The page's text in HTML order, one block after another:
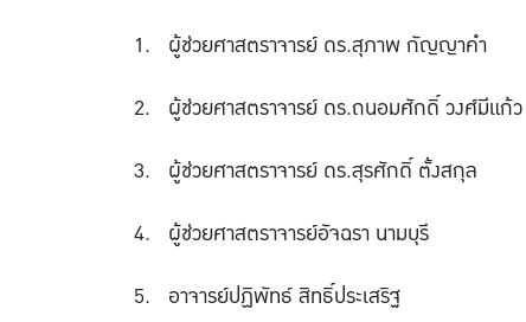
ผู้ช่วยศาสตราจารย์ ดร.สุภาพ กัญญาคำ
ผู้ช่วยศาสตราจารย์ ดร.ถนอมศักดิ์ วงศ์มีแก้ว
ผู้ช่วยศาสตราจารย์ ดร.สุรศักดิ์ ตั้งสกุล
ผู้ช่วยศาสตราจารย์อัจฉรา นามบุรี
อาจารย์ปฏิพัทธ์ สิทธิ์ประเสริฐ